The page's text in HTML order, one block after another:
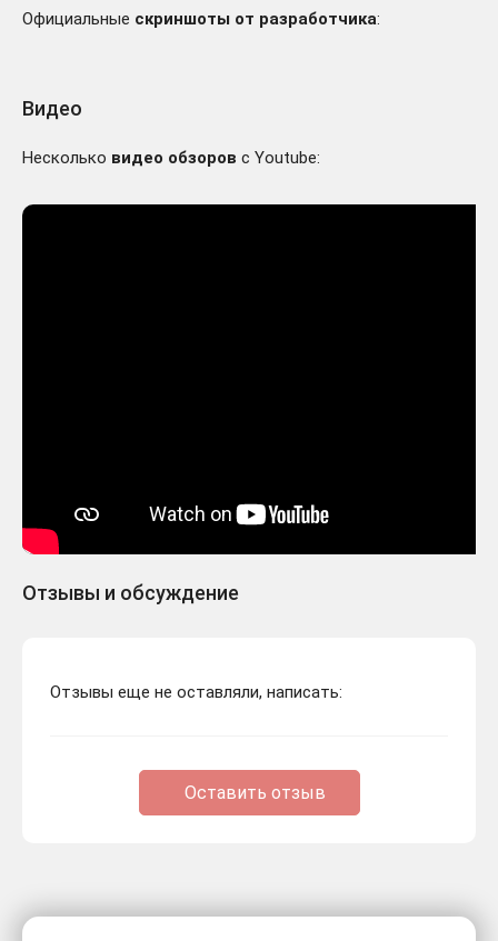
Официальные скриншоты от разработчика:
Видео
Несколько видео обзоров с Youtube:
Отзывы и обсуждение
Отзывы еще не оставляли, написать:
Оставить отзыв